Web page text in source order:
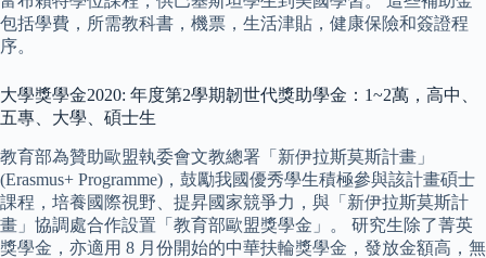
包括學費，所需教科書，機票，生活津貼，健康保險和簽證程
序。
大學獎學金2020: 年度第2學期韌世代獎助學金：1~2萬，高中、
五專、大學、碩士生
教育部為贊助歐盟執委會文教總署「新伊拉斯莫斯計畫」
(Erasmus+ Programme)，鼓勵我國優秀學生積極參與該計畫碩士
課程，培養國際視野、提昇國家競爭力，與「新伊拉斯莫斯計
畫」協調處合作設置「教育部歐盟獎學金」。 研究生除了菁英
獎學金，亦適用 8 月份開始的中華扶輪獎學金，發放金額高，無